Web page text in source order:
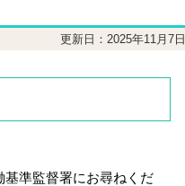
更新日：2025年11月7日
基準監督署にお尋ねくだ